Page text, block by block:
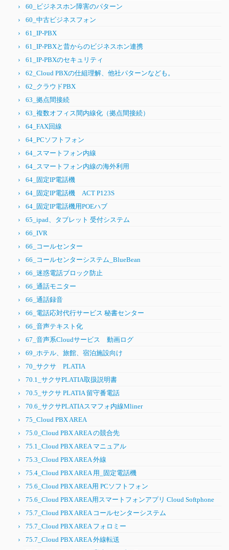
60_ビジネスホン障害のパターン
60_中古ビジネスフォン
61_IP-PBX
61_IP-PBXと昔からのビジネスホン連携
61_IP-PBXのセキュリティ
62_Cloud PBXの仕組理解、他社パターンなども。
62_クラウドPBX
63_拠点間接続
63_複数オフィス間内線化（拠点間接続）
64_FAX回線
64_PCソフトフォン
64_スマートフォン内線
64_スマートフォン内線の海外利用
64_固定IP電話機
64_固定IP電話機 ACT P123S
64_固定IP電話機用POEハブ
65_ipad、タブレット 受付システム
66_IVR
66_コールセンター
66_コールセンターシステム_BlueBean
66_迷惑電話ブロック防止
66_通話モニター
66_通話録音
66_電話応対代行サービス 秘書センター
66_音声テキスト化
67_音声系Cloudサービス 動画ログ
69_ホテル、旅館、宿泊施設向け
70_サクサ PLATIA
70.1_サクサPLATIA取扱説明書
70.5_サクサ PLATIA 留守番電話
70.6_サクサPLATIAスマフォ内線Mliner
75_Cloud PBX AREA
75.0_Cloud PBX AREA の競合先
75.1_Cloud PBX AREA マニュアル
75.3_Cloud PBX AREA 外線
75.4_Cloud PBX AREA 用_固定電話機
75.6_Cloud PBX AREA用 PCソフトフォン
75.6_Cloud PBX AREA用スマートフォンアプリ Cloud Softphone
75.7_Cloud PBX AREA コールセンターシステム
75.7_Cloud PBX AREA フォロミー
75.7_Cloud PBX AREA 外線転送